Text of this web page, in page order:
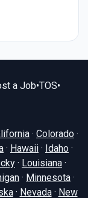
a Job•TOS•
· Colorado ·
· Hawaii · Idaho ·
· Louisiana ·
· Minnesota ·
· Nevada· New